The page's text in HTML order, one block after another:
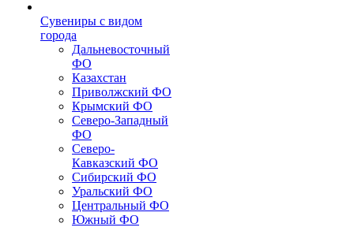
Сувениры с видом
города
Дальневосточный
ФО
Казахстан
Приволжский ФО
Крымский ФО
Северо-Западный
ФО
Северо-
Кавказский ФО
Сибирский ФО
Уральский ФО
Центральный ФО
Южный ФО